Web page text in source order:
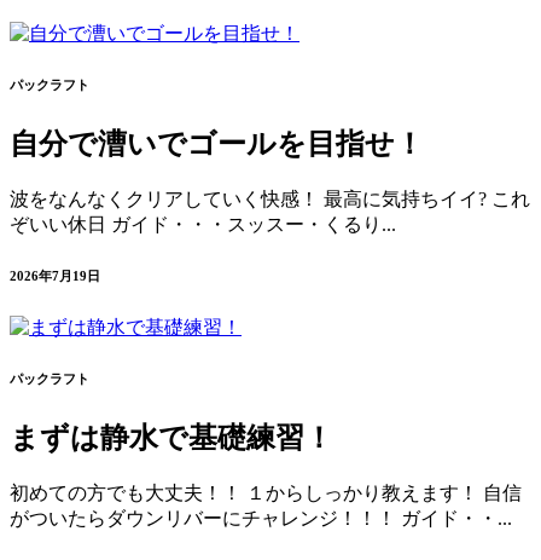
パックラフト
自分で漕いでゴールを目指せ！
波をなんなくクリアしていく快感！ 最高に気持ちイイ? これ
ぞいい休日 ガイド・・・スッスー・くるり...
2026年7月19日
パックラフト
まずは静水で基礎練習！
初めての方でも大丈夫！！ １からしっかり教えます！ 自信
がついたらダウンリバーにチャレンジ！！！ ガイド・・...